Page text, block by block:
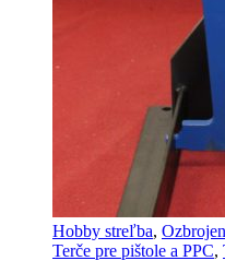
Hobby streľba,
Terče pre pištole a PPC,